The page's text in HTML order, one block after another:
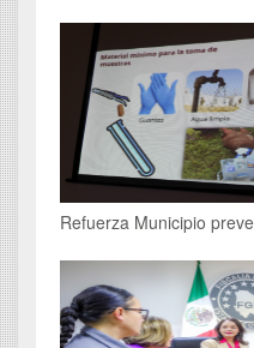
Refuerza Municipio